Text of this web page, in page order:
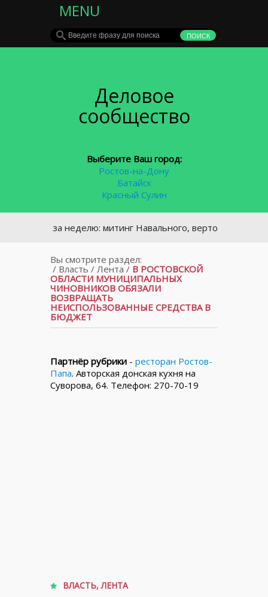
MENU
Деловое
сообщество
Выберите Ваш город:
Ростов-на-Дону
Батайск
Красный Сулин
за неделю: митинг Навального, вертолетная
Вы смотрите раздел:
/ Власть / Лента / В РОСТОВСКОЙ
ОБЛАСТИ МУНИЦИПАЛЬНЫХ
ЧИНОВНИКОВ ОБЯЗАЛИ
ВОЗВРАЩАТЬ
НЕИСПОЛЬЗОВАННЫЕ СРЕДСТВА В
БЮДЖЕТ
Партнёр рубрики - ресторан Ростов-
Папа. Авторская донская кухня на
Суворова, 64. Телефон: 270-70-19
ВЛАСТЬ,ЛЕНТА